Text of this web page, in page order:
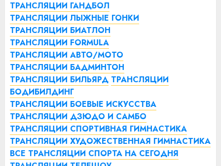
ТРАНСЛЯЦИИ ГАНДБОЛ
ТРАНСЛЯЦИИ ЛЫЖНЫЕ ГОНКИ
ТРАНСЛЯЦИИ БИАТЛОН
ТРАНСЛЯЦИИ FORMULA
ТРАНСЛЯЦИИ АВТО/МОТО
ТРАНСЛЯЦИИ БАДМИНТОН
ТРАНСЛЯЦИИ БИЛЬЯРД ТРАНСЛЯЦИИ
БОДИБИЛДИНГ
ТРАНСЛЯЦИИ БОЕВЫЕ ИСКУССТВА
ТРАНСЛЯЦИИ ДЗЮДО И САМБО
ТРАНСЛЯЦИИ СПОРТИВНАЯ ГИМНАСТИКА
ТРАНСЛЯЦИИ ХУДОЖЕСТВЕННАЯ ГИМНАСТИКА
ВСЕ ТРАНСЛЯЦИИ СПОРТА НА СЕГОДНЯ